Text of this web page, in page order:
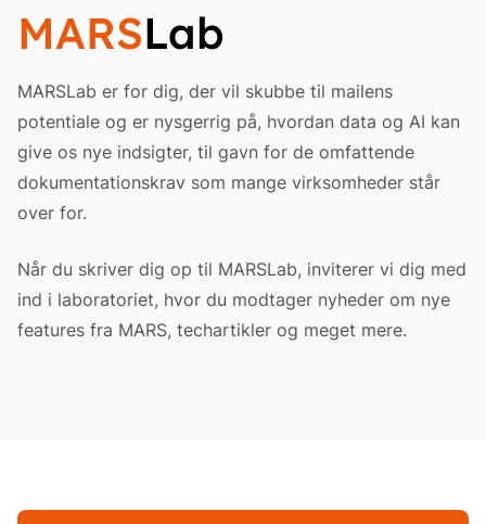
MARSLab
MARSLab er for dig, der vil skubbe til mailens
potentiale og er nysgerrig på, hvordan data og AI kan
give os nye indsigter, til gavn for de omfattende
dokumentationskrav som mange virksomheder står
over for.
Når du skriver dig op til MARSLab, inviterer vi dig med
ind i laboratoriet, hvor du modtager nyheder om nye
features fra MARS, techartikler og meget mere.